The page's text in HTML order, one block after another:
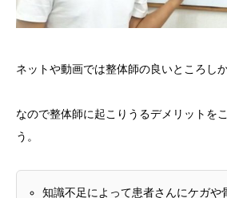
ネットや動画では整体師の良いところし
なので整体師に起こりうるデメリットを
う。
知識不足によって患者さんにケガや